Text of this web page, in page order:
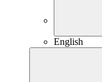
English